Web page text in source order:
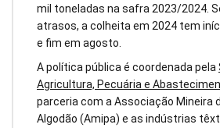
mil toneladas na safra 2023/2024.
atrasos, a colheita em 2024 tem
e fim em agosto.
A política pública é coordenada pela
Agricultura, Pecuária e
parceria com a Associação Mineira
Algodão (Amipa) e as indústrias